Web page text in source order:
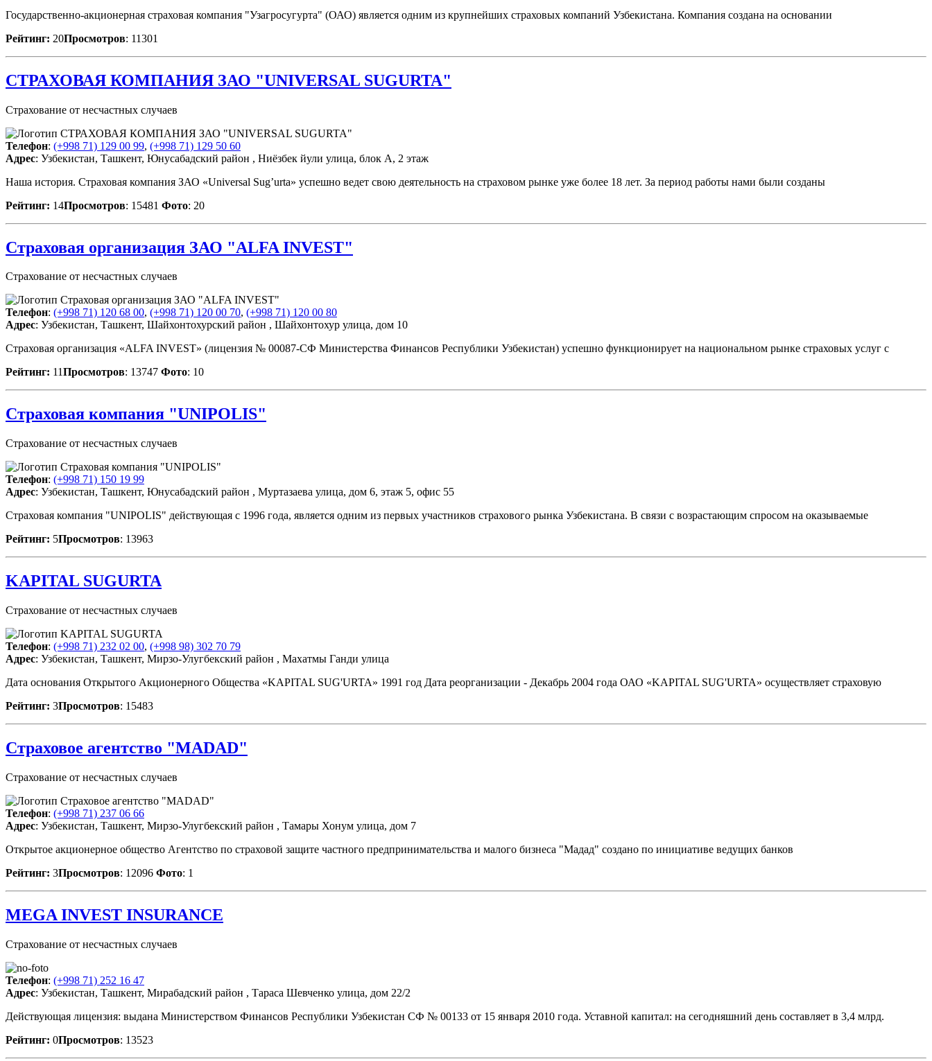
Государственно-акционерная страховая компания "Узагросугурта" (ОАО) является одним из крупнейших страховых компаний Узбекистана. Компания создана на основании
Рейтинг: 20Просмотров: 11301
СТРАХОВАЯ КОМПАНИЯ ЗАО "UNIVERSAL SUGURTA"
Страхование от несчастных случаев
Телефон: (+998 71) 129 00 99, (+998 71) 129 50 60
Адрес: Узбекистан, Ташкент, Юнусабадский район , Ниёзбек йули улица, блок А, 2 этаж
Наша история. Страховая компания ЗАО «Universal Sug’urta» успешно ведет свою деятельность на страховом рынке уже более 18 лет. За период работы нами были созданы
Рейтинг: 14Просмотров: 15481 Фото: 20
Страховая организация ЗАО "ALFA INVEST"
Страхование от несчастных случаев
Телефон: (+998 71) 120 68 00, (+998 71) 120 00 70, (+998 71) 120 00 80
Адрес: Узбекистан, Ташкент, Шайхонтохурский район , Шайхонтохур улица, дом 10
Страховая организация «ALFA INVEST» (лицензия № 00087-СФ Министерства Финансов Республики Узбекистан) успешно функционирует на национальном рынке страховых услуг с
Рейтинг: 11Просмотров: 13747 Фото: 10
Страховая компания "UNIPOLIS"
Страхование от несчастных случаев
Телефон: (+998 71) 150 19 99
Адрес: Узбекистан, Ташкент, Юнусабадский район , Муртазаева улица, дом 6, этаж 5, офис 55
Страховая компания "UNIPOLIS" действующая с 1996 года, является одним из первых участников страхового рынка Узбекистана. В связи с возрастающим спросом на оказываемые
Рейтинг: 5Просмотров: 13963
KAPITAL SUGURTA
Страхование от несчастных случаев
Телефон: (+998 71) 232 02 00, (+998 98) 302 70 79
Адрес: Узбекистан, Ташкент, Мирзо-Улугбекский район , Махатмы Ганди улица
Дата основания Открытого Акционерного Общества «KAPITAL SUG'URTA» 1991 год Дата реорганизации - Декабрь 2004 года ОАО «KAPITAL SUG'URTA» осуществляет страховую
Рейтинг: 3Просмотров: 15483
Страховое агентство "MADAD"
Страхование от несчастных случаев
Телефон: (+998 71) 237 06 66
Адрес: Узбекистан, Ташкент, Мирзо-Улугбекский район , Тамары Хонум улица, дом 7
Открытое акционерное общество Агентство по страховой защите частного предпринимательства и малого бизнеса "Мадад" создано по инициативе ведущих банков
Рейтинг: 3Просмотров: 12096 Фото: 1
MEGA INVEST INSURANCE
Страхование от несчастных случаев
Телефон: (+998 71) 252 16 47
Адрес: Узбекистан, Ташкент, Мирабадский район , Тараса Шевченко улица, дом 22/2
Действующая лицензия: выдана Министерством Финансов Республики Узбекистан СФ № 00133 от 15 января 2010 года. Уставной капитал: на сегодняшний день составляет в 3,4 млрд.
Рейтинг: 0Просмотров: 13523